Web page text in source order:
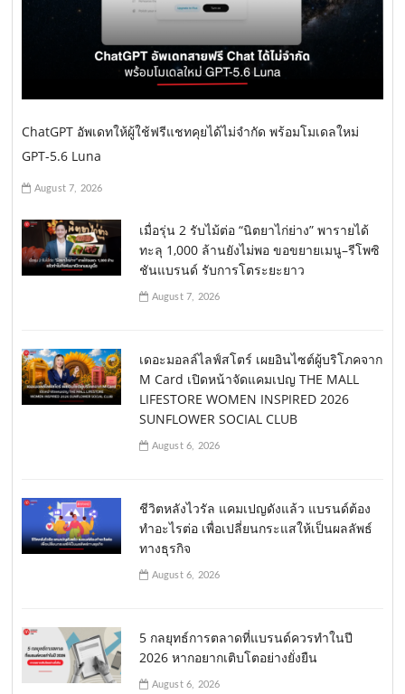
ChatGPT อัพเดทให้ผู้ใช้ฟรีแชทคุยได้ไม่จำกัด พร้อมโมเดลใหม่
GPT-5.6 Luna
August 7, 2026
เมื่อรุ่น 2 รับไม้ต่อ “นิตยาไก่ย่าง” พารายได้
ทะลุ 1,000 ล้านยังไม่พอ ขอขยายเมนู–รีโพซิ
ชันแบรนด์ รับการโตระยะยาว
August 7, 2026
เดอะมอลล์ไลฟ์สโตร์ เผยอินไซต์ผู้บริโภคจาก
M Card เปิดหน้าจัดแคมเปญ THE MALL
LIFESTORE WOMEN INSPIRED 2026
SUNFLOWER SOCIAL CLUB
August 6, 2026
ชีวิตหลังไวรัล แคมเปญดังแล้ว แบรนด์ต้อง
ทำอะไรต่อ เพื่อเปลี่ยนกระแสให้เป็นผลลัพธ์
ทางธุรกิจ
August 6, 2026
5 กลยุทธ์การตลาดที่แบรนด์ควรทำในปี
2026 หากอยากเติบโตอย่างยั่งยืน
August 6, 2026